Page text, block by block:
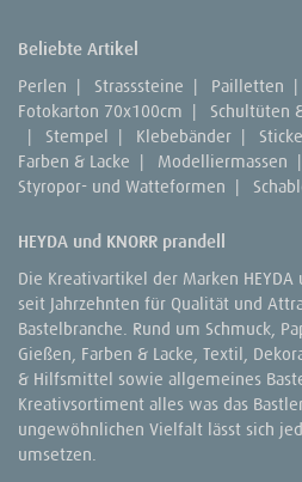
Beliebte Artikel
Perlen | Strasssteine | Pailletten |
Fotokarton 70x100cm | Schultüten
|
Stempel | Klebebänder |
Farben & Lacke | Modelliermassen |
Styropor- und Watteformen |
HEYDA und KNORR prandell
Die Kreativartikel der Marken HEYDA
seit Jahrzehnten für Qualität und
Bastelbranche. Rund um Schmuck,
Gießen, Farben & Lacke, Textil,
& Hilfsmittel sowie allgemeines
Kreativsortiment alles was das
ungewöhnlichen Vielfalt lässt sich
umsetzen.